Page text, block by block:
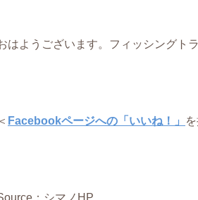
はようございます。フィッシングト
＜ Facebookページへの「いいね！」
：シマノHP